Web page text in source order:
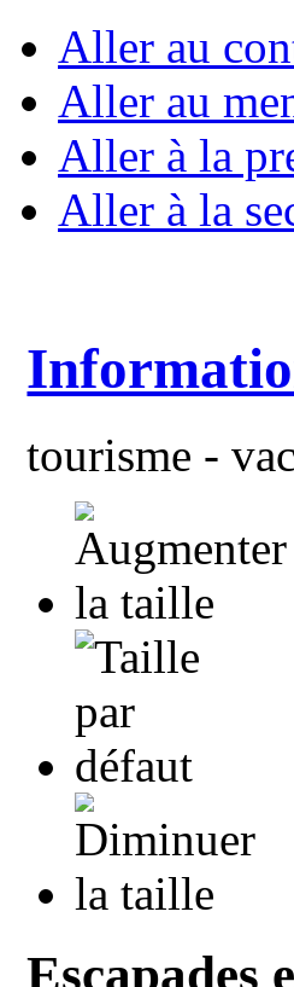
Aller au
Aller au
Aller à la
Aller à la
tourisme -
Escapades